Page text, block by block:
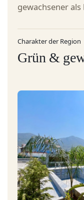
gewachsener als
Charakter der Region
Grün &